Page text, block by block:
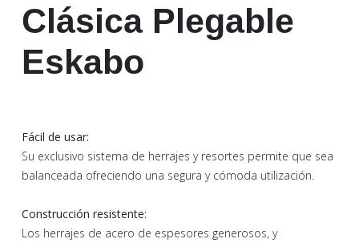
Clásica Plegable
Eskabo
Fácil de usar:
Su exclusivo sistema de herrajes y resortes permite que sea
balanceada ofreciendo una segura y cómoda utilización.
Construcción resistente:
Los herrajes de acero de espesores generosos, y